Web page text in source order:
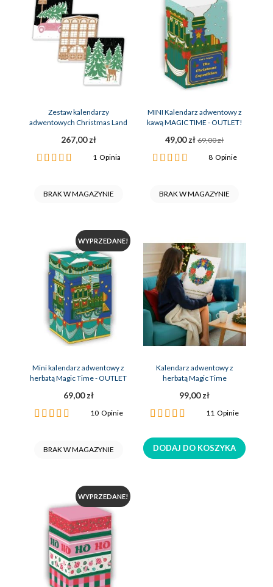
Zestaw kalendarzy
adwentowych Christmas Land
267,00 zł
Ocena:
1 Opinia
BRAK W MAGAZYNIE
MINI Kalendarz adwentowy z
kawą MAGIC TIME - OUTLET!
49,00 zł 69,00 zł
Ocena:
8 Opinie
BRAK W MAGAZYNIE
WYPRZEDANE!
Mini kalendarz adwentowy z
herbatą Magic Time - OUTLET
69,00 zł
Ocena:
10 Opinie
BRAK W MAGAZYNIE
Kalendarz adwentowy z
herbatą Magic Time
99,00 zł
Ocena:
11Opinie
DODAJ DO KOSZYKA
WYPRZEDANE!